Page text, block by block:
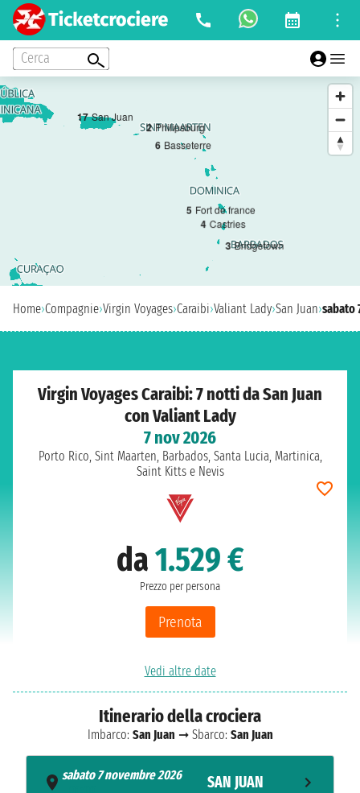
Cerca
17 San Juan
2 Philipsburg
3 Bridgetown
4 Castries
5 Fort de france
6 Basseterre
Home›Compagnie›Virgin Voyages›Caraibi›Valiant Lady›San Juan›sabato
Virgin Voyages Caraibi: 7 notti da San Juan
con Valiant Lady
7 nov 2026
Porto Rico, Sint Maarten, Barbados, Santa Lucia, Martinica,
Saint Kitts e Nevis
da1.529 €
Prezzo per persona
Prenota
Vedi altre date
Itinerario della crociera
Imbarco: San Juan ➞ Sbarco: San Juan
sabato 7 novembre 2026
SAN JUAN